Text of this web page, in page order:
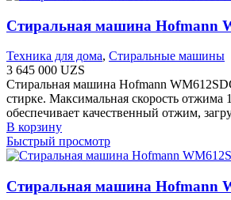
Стиральная машина Hofmann
Техника для дома, Стиральные машины
3 645 000 UZS
Стиральная машина Hofmann
стирке. Максимальная скорость отжима
обеспечивает качественный отжим,
В корзину
Быстрый просмотр
Стиральная машина Hofmann